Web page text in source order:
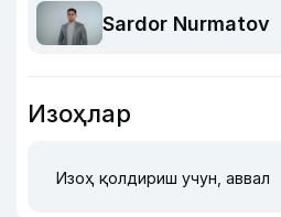
Sardor Nurmatov
Изоҳлар
Изоҳ қолдириш учун, аввал